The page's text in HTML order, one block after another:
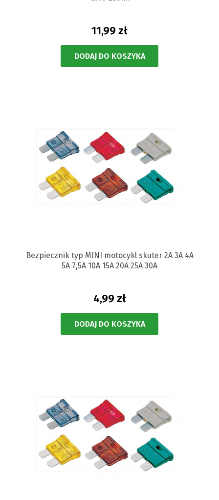
11,99 zł
DODAJ DO KOSZYKA
Bezpiecznik typ MINI motocykl skuter 2A 3A 4A
5A 7,5A 10A 15A 20A 25A 30A
4,99 zł
DODAJ DO KOSZYKA